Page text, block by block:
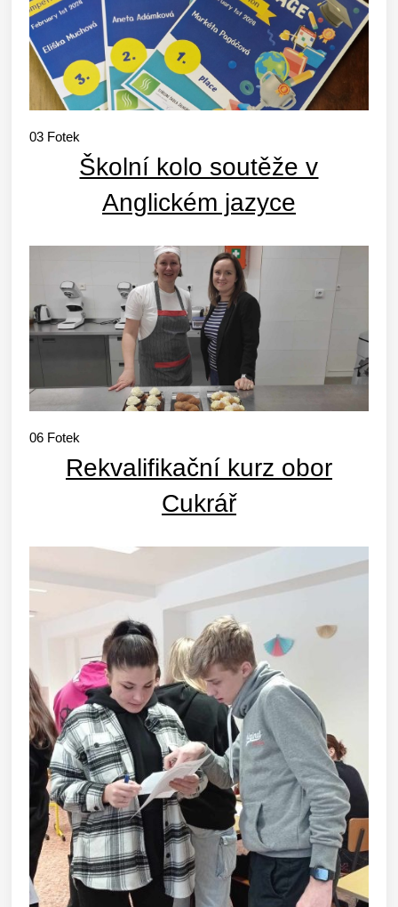
03 Fotek
Školní kolo soutěže v
Anglickém jazyce
06 Fotek
Rekvalifikační kurz obor
Cukrář